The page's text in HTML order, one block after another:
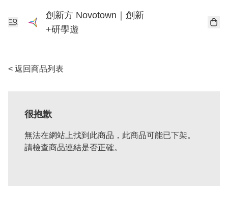
創新方 Novotown｜創新
+研學遊
< 返回商品列表
很抱歉
無法在網站上找到此商品，此商品可能已下架。
請檢查商品連結是否正確。